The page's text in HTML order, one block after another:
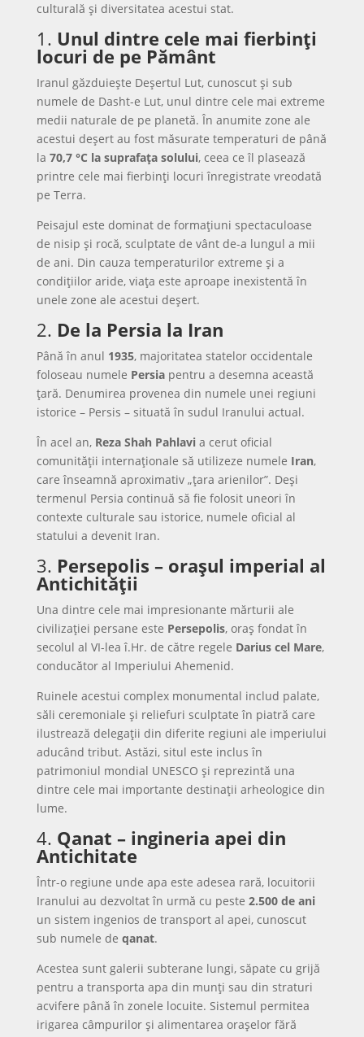
culturală și diversitatea acestui stat.
1. Unul dintre cele mai fierbinți
locuri de pe Pământ
Iranul găzduiește Deșertul Lut, cunoscut și sub
numele de Dasht-e Lut, unul dintre cele mai extreme
medii naturale de pe planetă. În anumite zone ale
acestui deșert au fost măsurate temperaturi de până
la 70,7 °C la suprafața solului, ceea ce îl plasează
printre cele mai fierbinți locuri înregistrate vreodată
pe Terra.
Peisajul este dominat de formațiuni spectaculoase
de nisip și rocă, sculptate de vânt de-a lungul a mii
de ani. Din cauza temperaturilor extreme și a
condițiilor aride, viața este aproape inexistentă în
unele zone ale acestui deșert.
2. De la Persia la Iran
Până în anul 1935, majoritatea statelor occidentale
foloseau numele Persiapentru a desemna această
țară. Denumirea provenea din numele unei regiuni
istorice – Persis – situată în sudul Iranului actual.
În acel an, Reza Shah Pahlavia cerut oficial
comunității internaționale să utilizeze numele Iran,
care înseamnă aproximativ „țara arienilor”. Deși
termenul Persia continuă să fie folosit uneori în
contexte culturale sau istorice, numele oficial al
statului a devenit Iran.
3. Persepolis – orașul imperial al
Antichității
Una dintre cele mai impresionante mărturii ale
civilizației persane este Persepolis, oraș fondat în
secolul al VI-lea î.Hr. de către regele Darius cel Mare,
conducător al Imperiului Ahemenid.
Ruinele acestui complex monumental includ palate,
săli ceremoniale și reliefuri sculptate în piatră care
ilustrează delegații din diferite regiuni ale imperiului
aducând tribut. Astăzi, situl este inclus în
patrimoniul mondial UNESCO și reprezintă una
dintre cele mai importante destinații arheologice din
lume.
4. Qanat – ingineria apei din
Antichitate
Într-o regiune unde apa este adesea rară, locuitorii
Iranului au dezvoltat în urmă cu peste 2.500 de ani
un sistem ingenios de transport al apei, cunoscut
sub numele de qanat.
Acestea sunt galerii subterane lungi, săpate cu grijă
pentru a transporta apa din munți sau din straturi
acvifere până în zonele locuite. Sistemul permitea
irigarea câmpurilor și alimentarea orașelor fără